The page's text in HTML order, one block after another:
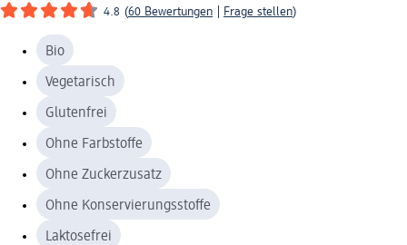
4.8 (60 Bewertungen Frage stellen)
Bio
Vegetarisch
Glutenfrei
Ohne Farbstoffe
Ohne Zuckerzusatz
Ohne Konservierungsstoffe
Laktosefrei